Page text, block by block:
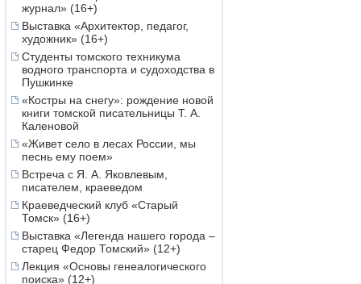
журнал» (16+)
Выставка «Архитектор, педагог,
художник» (16+)
Студенты томского техникума
водного транспорта и судоходства в
Пушкинке
«Костры на снегу»: рождение новой
книги томской писательницы Т. А.
Каленовой
«Живет село в лесах России, мы
песнь ему поем»
Встреча с Я. А. Яковлевым,
писателем, краеведом
Краеведческий клуб «Старый
Томск» (16+)
Выставка «Легенда нашего города –
старец Федор Томский» (12+)
Лекция «Основы генеалогического
поиска» (12+)